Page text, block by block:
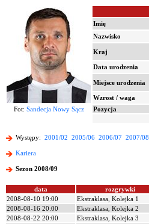
Imię
Nazwisko
Kraj
Data urodzenia
Miejsce urodzenia
Wzrost / waga
Fot: Sandecja Nowy Sącz Pozycja
Występy: 2001/02 2005/06 2006/07 2007/08
Kariera
Sezon 2008/09
data rozgrywki
2008-08-10 19:00
Ekstraklasa, Kolejka 1
2008-08-16 20:00
Ekstraklasa, Kolejka 2
2008-08-22 20:00
Ekstraklasa, Kolejka 3